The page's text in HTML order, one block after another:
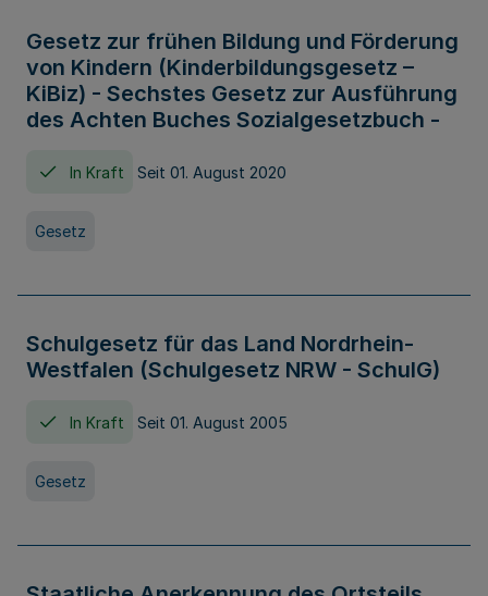
Gesetz zur frühen Bildung und Förderung
von Kindern (Kinderbildungsgesetz –
KiBiz) - Sechstes Gesetz zur Ausführung
des Achten Buches Sozialgesetzbuch -
In Kraft Seit 01. August 2020
Gesetz
Schulgesetz für das Land Nordrhein-
Westfalen (Schulgesetz NRW - SchulG)
In Kraft Seit 01. August 2005
Gesetz